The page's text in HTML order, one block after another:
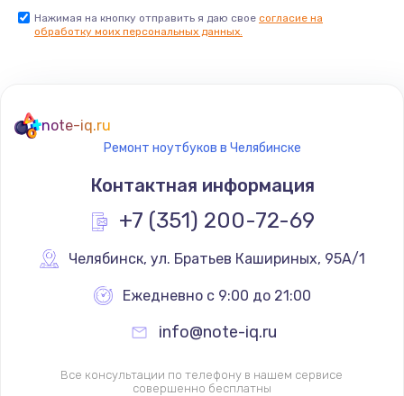
Заказать
Замена оперативной памяти
670 руб.
Заказать
Замена процессора
1545 руб.
Нажимая на кнопку отправить я даю свое согласие на
обработку моих персональных данных.
note-iq.ru
Ремонт ноутбуков в Челябинске
Контактная информация
+7 (351) 200-72-69
Челябинск, ул. Братьев Кашириных, 95А/1
Ежедневно с 9:00 до 21:00
info@note-iq.ru
Все консультации по телефону в нашем сервисе
совершенно бесплатны